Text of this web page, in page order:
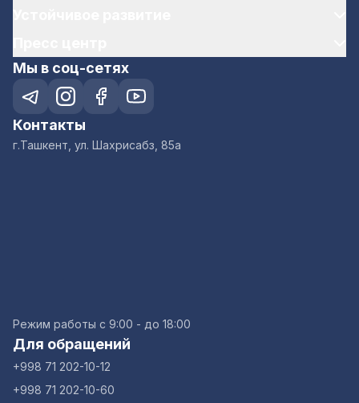
Мы в соц-сетях
Контакты
г.Ташкент, ул. Шахрисабз, 85а
Режим работы с 9:00 - до 18:00
Для обращений
+998 71 202-10-12
+998 71 202-10-60